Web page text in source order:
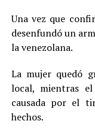
Una vez que
desenfundó un
la venezolana.
La mujer quedó
local, mientras
causada por el
hechos.